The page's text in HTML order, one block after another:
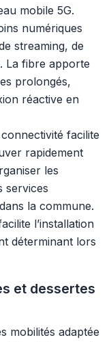
mobile 5G.
numériques
streaming, de
La fibre apporte
prolongés,
réactive en
facilite
rapidement
les
services
la commune.
l’installation
déterminant lors
et dessertes
mobilités adaptée